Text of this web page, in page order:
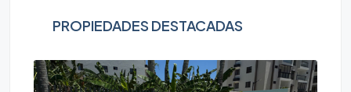
PROPIEDADES DESTACADAS